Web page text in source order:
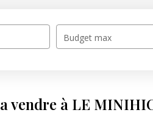
Budget max
vendre à LE